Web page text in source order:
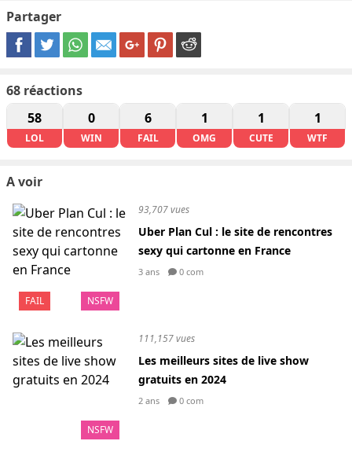
Partager
68 réactions
58
LOL
0
WIN
6
FAIL
1
OMG
1
CUTE
1
WTF
A voir
FAIL NSFW
93,707 vues
Uber Plan Cul : le site de rencontres
sexy qui cartonne en France
3 ans 0 com
NSFW
111,157 vues
Les meilleurs sites de live show
gratuits en 2024
2 ans 0 com